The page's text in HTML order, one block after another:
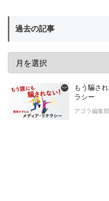
過去の記事
もう騙さ
ラシー
アゴラ編集部